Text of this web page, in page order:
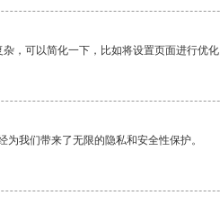
，可以简化一下，比如将设置页面进行优
为我们带来了无限的隐私和安全性保护。